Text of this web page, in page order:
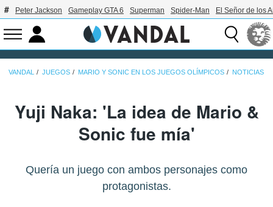
Peter Jackson Gameplay GTA 6 Superman Spider-Man El Señor de los
VANDAL JUEGOS MARIO Y SONIC EN LOS JUEGOS OLÍMPICOS NOTICIAS
Yuji Naka: 'La idea de Mario &
Sonic fue mía'
Quería un juego con ambos personajes como
protagonistas.